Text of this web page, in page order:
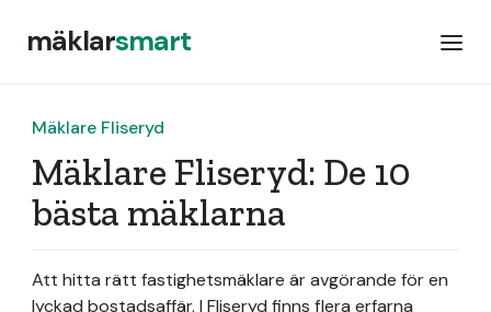
mäklarsmart
Mäklare Fliseryd
Mäklare Fliseryd: De 10
bästa mäklarna
Att hitta rätt fastighetsmäklare är avgörande för en
lyckad bostadsaffär. I Fliseryd finns flera erfarna